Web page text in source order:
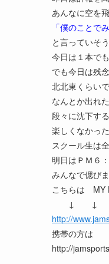
あんなに空を
「僕のことで
と言っていそう
今日は１本で
でも今日は残
北北東くらい
なんとか出れ
段々に沈下す
楽しくなかっ
スクール生は
明日はＰＭ６
みんなで偲びま
こちらは MY
↓ ↓
http://
携帯の
http://